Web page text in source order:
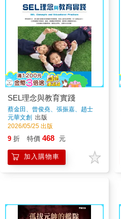
SEL理念與教育實踐
蔡金田、曾俊堯、張振嘉、趙士
瑩、温富榮、沈秋宏、林宏泰、陳
渼侖、楊景竣、林吟馨、徐秀青、
元華文創 出版
2026/05/25 出版
9 折 特價 468 元
加入購物車